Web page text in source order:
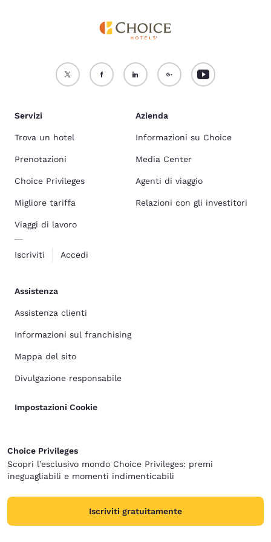
Servizi
Trova un hotel
Prenotazioni
Choice Privileges
Migliore tariffa
Viaggi di lavoro
Iscriviti Accedi
Azienda
Informazioni su Choice
Media Center
Agenti di viaggio
Relazioni con gli investitori
Assistenza
Assistenza clienti
Informazioni sul franchising
Mappa del sito
Divulgazione responsabile
Impostazioni Cookie
Choice Privileges
Scopri l’esclusivo mondo Choice Privileges: premi
ineguagliabili e momenti indimenticabili
Iscriviti gratuitamente